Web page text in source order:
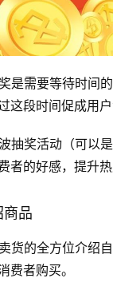
是需要等待时间
这段时间促成用户
抽奖活动（可以
者的好感，提升热
品
货的全方位介绍
费者购买。